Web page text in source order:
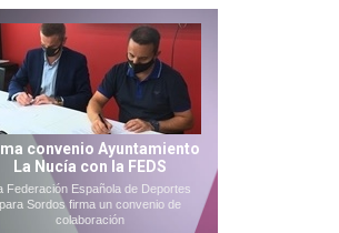
convenio Ayuntamiento
La Nucía con la FEDS
Federación Española de Deportes
para Sordos firma un convenio de
colaboración